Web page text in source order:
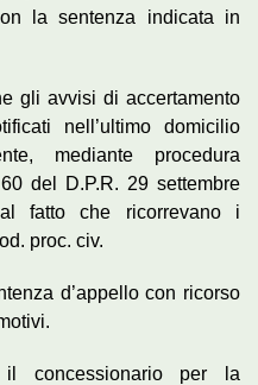
la sentenza indicata in
gli avvisi di accertamento
nell’ultimo domicilio
mediante procedura
del D.P.R. 29 settembre
fatto che ricorrevano i
proc. civ.
d’appello con ricorso
il concessionario per la